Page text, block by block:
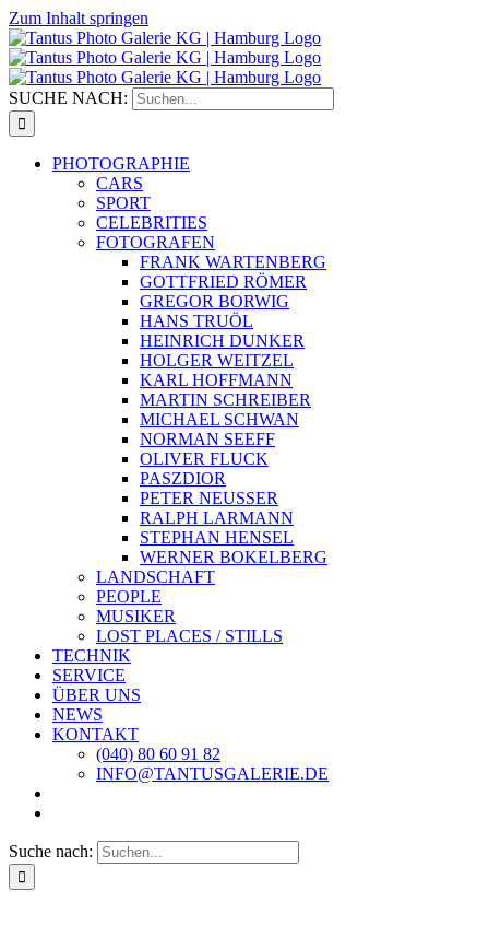
Zum Inhalt springen
SUCHE NACH:
PHOTOGRAPHIE
CARS
SPORT
CELEBRITIES
FOTOGRAFEN
FRANK WARTENBERG
GOTTFRIED RÖMER
GREGOR BORWIG
HANS TRUÖL
HEINRICH DUNKER
HOLGER WEITZEL
KARL HOFFMANN
MARTIN SCHREIBER
MICHAEL SCHWAN
NORMAN SEEFF
OLIVER FLUCK
PASZDIOR
PETER NEUSSER
RALPH LARMANN
STEPHAN HENSEL
WERNER BOKELBERG
LANDSCHAFT
PEOPLE
MUSIKER
LOST PLACES / STILLS
TECHNIK
SERVICE
ÜBER UNS
NEWS
KONTAKT
(040) 80 60 91 82
INFO@TANTUSGALERIE.DE
Suche nach: